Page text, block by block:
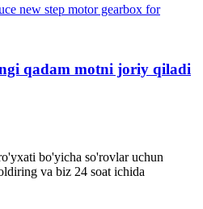
qadam motni joriy qiladi
bo'yicha so'rovlar uchun
va biz 24 soat ichida